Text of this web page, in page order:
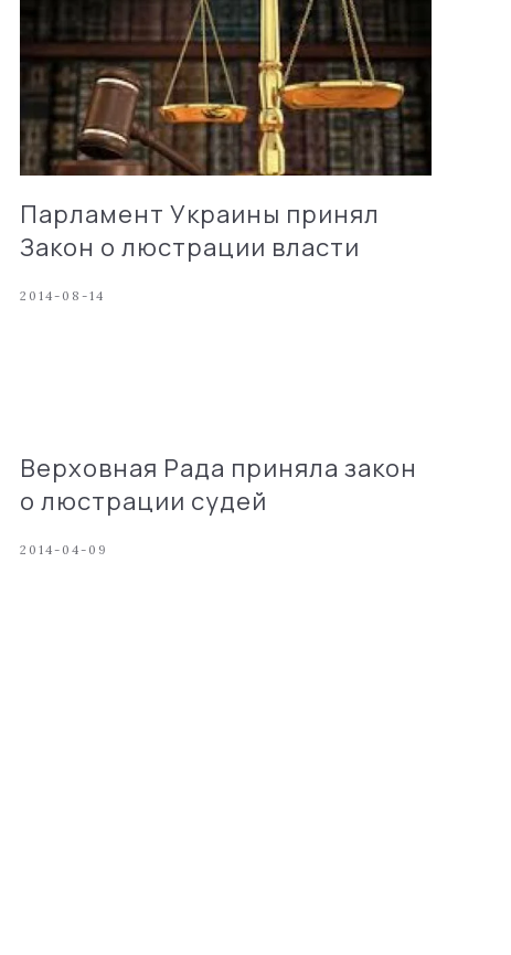
Парламент Украины принял
Закон о люстрации власти
2014-08-14
Верховная Рада приняла закон
о люстрации судей
2014-04-09